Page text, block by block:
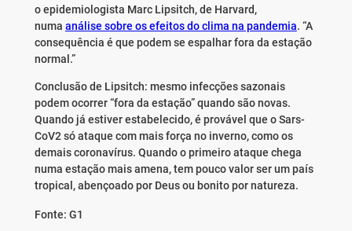
o epidemiologista Marc Lipsitch, de Harvard,
numa análise sobre os efeitos do clima na pandemia. “A
consequência é que podem se espalhar fora da estação
normal.”
Conclusão de Lipsitch: mesmo infecções sazonais
podem ocorrer “fora da estação” quando são novas.
Quando já estiver estabelecido, é provável que o Sars-
CoV2 só ataque com mais força no inverno, como os
demais coronavírus. Quando o primeiro ataque chega
numa estação mais amena, tem pouco valor ser um país
tropical, abençoado por Deus ou bonito por natureza.
Fonte: G1